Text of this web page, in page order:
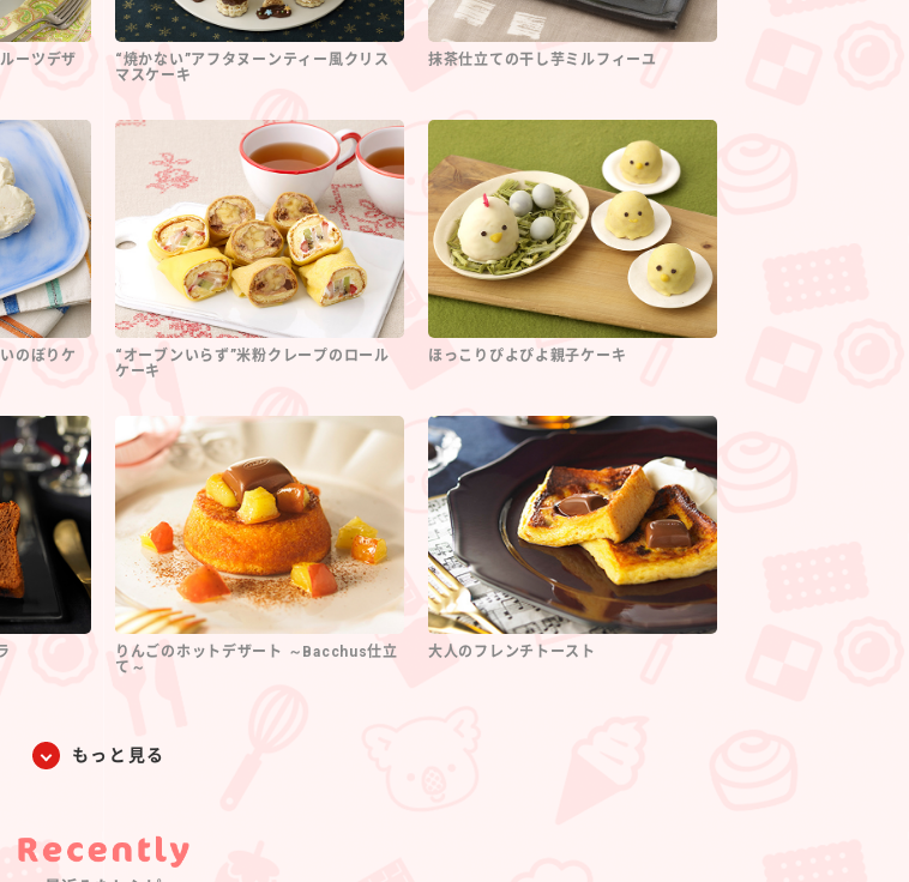
ーツデザ
“焼かない”アフタヌーンティー風クリス
マスケーキ
抹茶仕立ての干し芋ミルフィーユ
のぼりケ
“オーブンいらず”米粉クレープのロール
ケーキ
ほっこりぴよぴよ親子ケーキ
りんごのホットデザート ～Bacchus仕立
て～
大人のフレンチトースト
もっと見る
Category